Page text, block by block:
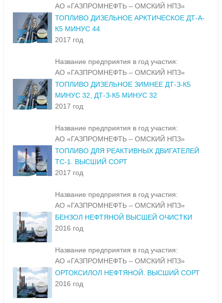
АО «ГАЗПРОМНЕФТЬ – ОМСКИЙ НПЗ»
ТОПЛИВО ДИЗЕЛЬНОЕ АРКТИЧЕСКОЕ ДТ-А-
К5 МИНУС 44
2017 год
Название предприятия в год участия:
АО «ГАЗПРОМНЕФТЬ – ОМСКИЙ НПЗ»
ТОПЛИВО ДИЗЕЛЬНОЕ ЗИМНЕЕ ДТ-З-К5
МИНУС 32, ДТ-З-К5 МИНУС 32
2017 год
Название предприятия в год участия:
АО «ГАЗПРОМНЕФТЬ – ОМСКИЙ НПЗ»
ТОПЛИВО ДЛЯ РЕАКТИВНЫХ ДВИГАТЕЛЕЙ
ТС-1. ВЫСШИЙ СОРТ
2017 год
Название предприятия в год участия:
АО «ГАЗПРОМНЕФТЬ – ОМСКИЙ НПЗ»
БЕНЗОЛ НЕФТЯНОЙ ВЫСШЕЙ ОЧИСТКИ
2016 год
Название предприятия в год участия:
АО «ГАЗПРОМНЕФТЬ – ОМСКИЙ НПЗ»
ОРТОКСИЛОЛ НЕФТЯНОЙ. ВЫСШИЙ СОРТ
2016 год